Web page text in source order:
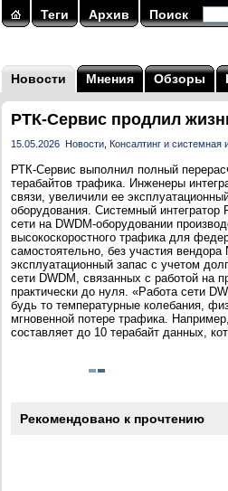
Теги Архив Поиск
Новости Мнения Обзоры
РТК-Сервис продлил
15.05.2026 Новости Консалтинг и системная
РТК-Сервис выполнил полный
терабайтов трафика. Инженеры
связи, увеличили ее
оборудования. Системный интегратор
сети на DWDM-оборудовании
высокоскоростного трафика для
самостоятельно, без участия
эксплуатационный запас с учетом
сети DWDM, связанных с работой на
практически до нуля. «Работа сети
будь то температурные колебания,
мгновенной потере трафика.
составляет до 10 терабайт данных,
Рекомендовано к прочтению